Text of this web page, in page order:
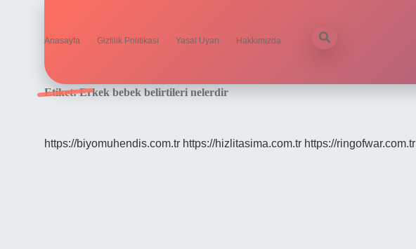
Anasayfa Gizlilik Politikası Yasal Uyarı Hakkımızda
Etiket:Erkek bebek belirtileri nelerdir
https://biyomuhendis.com.tr https://hizlitasima.com.tr https://ringofwar.com.tr